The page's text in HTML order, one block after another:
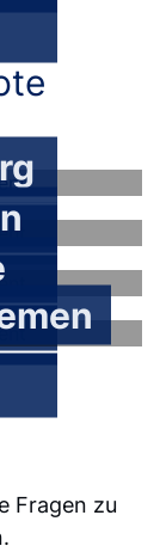
Fragen zu